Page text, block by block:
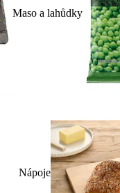
Maso a lahůdky
Nápoje